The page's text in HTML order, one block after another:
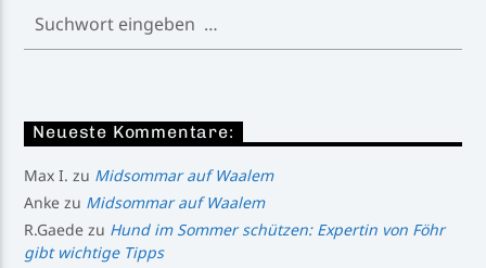
Neueste Kommentare:
Max I. zu Midsommar auf Waalem
Anke zu Midsommar auf Waalem
R.Gaede zu Hund im Sommer schützen: Expertin von Föhr
gibt wichtige Tipps